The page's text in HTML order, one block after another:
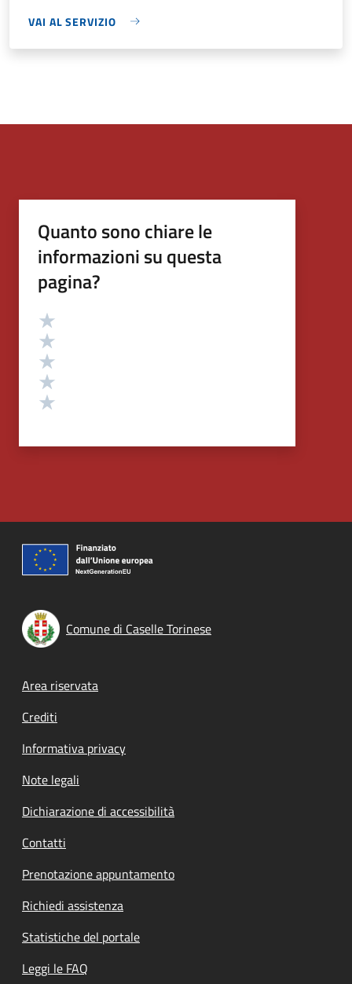
VAI AL SERVIZIO
Quanto sono chiare le
informazioni su questa
pagina?
Valutazione
Comune di Caselle Torinese
Footer menu
Area riservata
Crediti
Informativa privacy
Note legali
Dichiarazione di accessibilità
Contatti
Prenotazione appuntamento
Richiedi assistenza
Statistiche del portale
Leggi le FAQ